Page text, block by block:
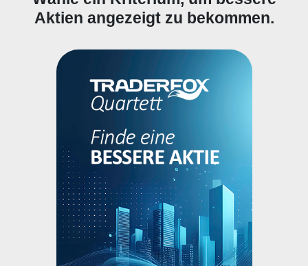
Aktien angezeigt zu bekommen.